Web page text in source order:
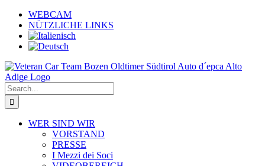
Skip
content
WEBCAM
NÜTZLICHE LINKS
Search
for:
WER SIND WIR
VORSTAND
PRESSE
I Mezzi dei Soci